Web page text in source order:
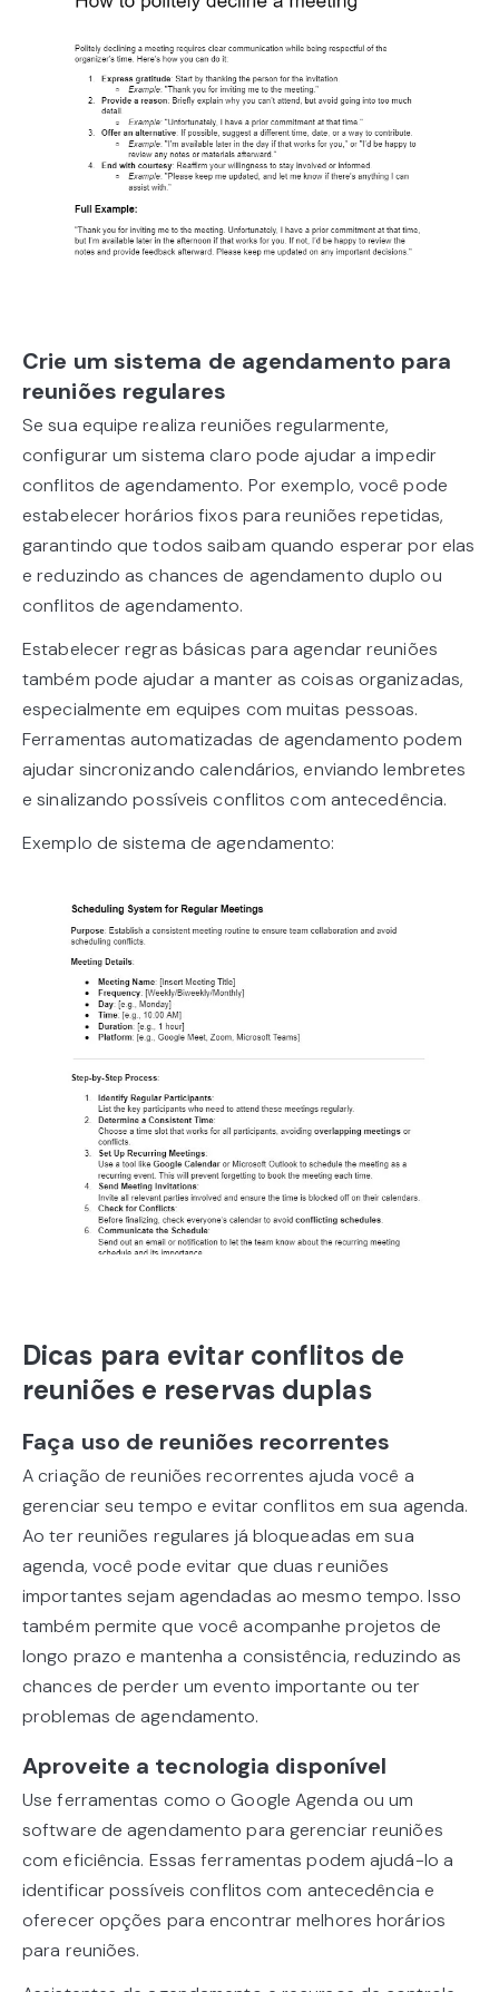
Crie um sistema de agendamento para
reuniões regulares
Se sua equipe realiza reuniões regularmente,
configurar um sistema claro pode ajudar a impedir
conflitos de agendamento. Por exemplo, você pode
estabelecer horários fixos para reuniões repetidas,
garantindo que todos saibam quando esperar por elas
e reduzindo as chances de agendamento duplo ou
conflitos de agendamento.
Estabelecer regras básicas para agendar reuniões
também pode ajudar a manter as coisas organizadas,
especialmente em equipes com muitas pessoas.
Ferramentas automatizadas de agendamento podem
ajudar sincronizando calendários, enviando lembretes
e sinalizando possíveis conflitos com antecedência.
Exemplo de sistema de agendamento:
Dicas para evitar conflitos de
reuniões e reservas duplas
Faça uso de reuniões recorrentes
A criação de reuniões recorrentes ajuda você a
gerenciar seu tempo e evitar conflitos em sua agenda.
Ao ter reuniões regulares já bloqueadas em sua
agenda, você pode evitar que duas reuniões
importantes sejam agendadas ao mesmo tempo. Isso
também permite que você acompanhe projetos de
longo prazo e mantenha a consistência, reduzindo as
chances de perder um evento importante ou ter
problemas de agendamento.
Aproveite a tecnologia disponível
Use ferramentas como o Google Agenda ou um
software de agendamento para gerenciar reuniões
com eficiência. Essas ferramentas podem ajudá-lo a
identificar possíveis conflitos com antecedência e
oferecer opções para encontrar melhores horários
para reuniões.